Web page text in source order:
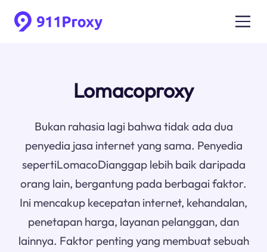
Lomacoproxy
Bukan rahasia lagi bahwa tidak ada dua
penyedia jasa internet yang sama. Penyedia
sepertiLomacoDianggap lebih baik daripada
orang lain, bergantung pada berbagai faktor.
Ini mencakup kecepatan internet, kehandalan,
penetapan harga, layanan pelanggan, dan
lainnya. Faktor penting yang membuat sebuah